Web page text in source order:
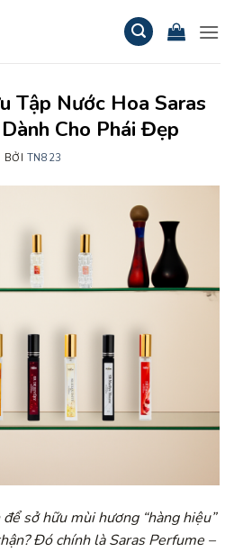
Tập Nước Hoa Saras
Cho Phái Đẹp
BỞI TN823
sở hữu mùi hương “hàng hiệu”
Đó chính là Saras Perfume –